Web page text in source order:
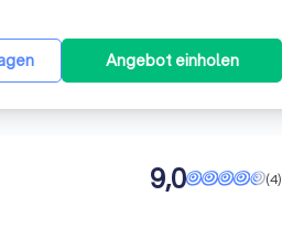
Angebot einholen
(4)
9,0